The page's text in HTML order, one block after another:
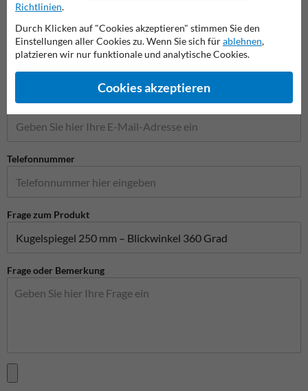
Firmenname
E-Mail-Adresse*
Telefonnummer
Frage zum Produkt
Frage oder Bemerkung
Richtlinien.
Durch Klicken auf "Cookies akzeptieren" stimmen Sie den
Einstellungen aller Cookies zu. Wenn Sie sich fürablehnen,
platzieren wir nur funktionale und analytische Cookies.
Cookies akzeptieren